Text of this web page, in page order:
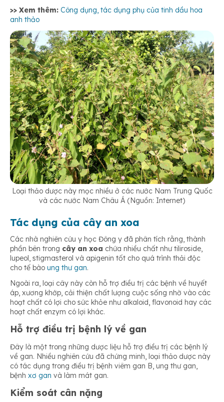
>> Xem thêm: Công dụng, tác dụng phụ của tinh dầu hoa
anh thảo
Loại thảo dược này mọc nhiều ở các nước Nam Trung Quốc
và các nước Nam Châu Á (Nguồn: Internet)
Tác dụng của cây an xoa
Các nhà nghiên cứu y học Đông y đã phân tích rằng, thành
phần bên trong cây an xoa chứa nhiều chất như tiliroside,
lupeol, stigmasterol và apigenin tốt cho quá trình thải độc
cho tế bào ung thư gan.
Ngoài ra, loại cây này còn hỗ trợ điều trị các bệnh về huyết
áp, xương khớp, cải thiện chất lượng cuộc sống nhờ vào các
hoạt chất có lợi cho sức khỏe như alkaloid, flavonoid hay các
hoạt chất enzym có lợi khác.
Hỗ trợ điều trị bệnh lý về gan
Đây là một trong những dược liệu hỗ trợ điều trị các bệnh lý
về gan. Nhiều nghiên cứu đã chứng minh, loại thảo dược này
có tác dụng trong điều trị bệnh viêm gan B, ung thư gan,
bệnh xơ gan và làm mát gan.
Kiểm soát cân nặng